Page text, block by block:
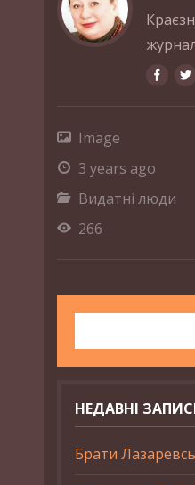
Image
3 years ago
Видатні люди
266
НЕДАВНІ
Брати